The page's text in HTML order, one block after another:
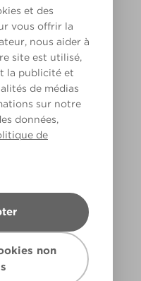
et des
vous offrir la
nous aider à
site est utilisé,
la publicité et
de médias
sur notre
données,
de
non
COULEUR
jouent un rôle
dans votre
voir le rendu de